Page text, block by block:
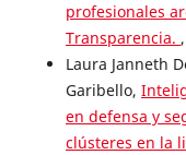
profesionales
Transparencia. ,
Laura Janneth
Garibello,
en defensa y
clústeres en la